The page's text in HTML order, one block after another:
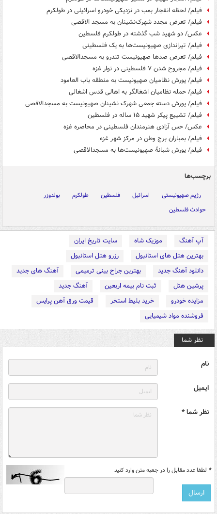
فیلم/ لحظه‌ انفجار بمب در نزدیکی خودرو اسرائیلی در طولکرم
فیلم/ تعرض مجدد شهرک‌نشینان به مسجد الاقصی
عکس/ دو شهید شب گذشته در طولکرم فلسطین
فیلم/ تیراندازی صهیونیست‌ها به یک فلسطینی
فیلم/ تعرض صدها صهیونیست تندرو به مسجدالاقصی
فیلم/ مجروح شدن ۷ فلسطینی در نوار غزه
فیلم/ یورش نظامیان صهیونیست به منطقه باب العامود
فیلم/ حمله نظامیان اشغالگر به اهالی قدس اشغالی
فیلم/ یورش دسته جمعی شهرک نشینان صهیونیست به مسجدالاقصی
فیلم/ تشییع پیکر شهید ۱۵ ساله در فلسطین
عکس/ حس آزادی هنرمندان فلسطینی در محاصره غزه
فیلم/ بمباران برج وطن در مرکز شهر غزه
فیلم/ یورش شبانۀ صهیونیست‌ها به مسجدالاقصی
برچسب‌ها
رژیم صهیونیستی اسرائیل فلسطین طولکرم
بولدوزر
حوادث فلسطین
آپ آهنگ موزیک شاه
سایت تاریخ ایران
بهترین هتل های استانبول
رزرو هتل استانبول
دانلود آهنگ جدید
بهترین جراح بینی ترمیمی
آهنگ های جدید
پرشین هتل
ثبت نام بیمه اربعین
آهنگ جدید
مزایده خودرو
خرید بلیط استخر
قیمت ورق آهن پرایس
فروشنده مواد شیمیایی
نظر شما
نام
ایمیل
نظر شما *
* لطفا عدد مقابل را در جعبه متن وارد کنید